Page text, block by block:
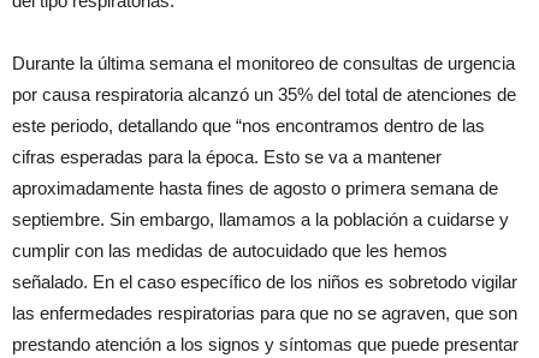
Durante la última semana el monitoreo de consultas de urgencia
por causa respiratoria alcanzó un 35% del total de atenciones de
este periodo, detallando que “nos encontramos dentro de las
cifras esperadas para la época. Esto se va a mantener
aproximadamente hasta fines de agosto o primera semana de
septiembre. Sin embargo, llamamos a la población a cuidarse y
cumplir con las medidas de autocuidado que les hemos
señalado. En el caso específico de los niños es sobretodo vigilar
las enfermedades respiratorias para que no se agraven, que son
prestando atención a los signos y síntomas que puede presentar